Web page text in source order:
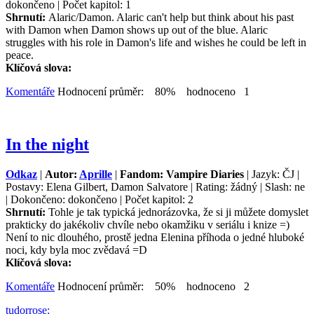
dokončeno | Počet kapitol: 1
Shrnutí: Alaric/Damon. Alaric can't help but think about his past
with Damon when Damon shows up out of the blue. Alaric
struggles with his role in Damon's life and wishes he could be left in
peace.
Klíčová slova:
Komentáře Hodnocení průměr: 80% hodnoceno 1
In the night
Odkaz | Autor: Aprille | Fandom: Vampire Diaries | Jazyk: ČJ |
Postavy: Elena Gilbert, Damon Salvatore | Rating: žádný | Slash: ne
| Dokončeno: dokončeno | Počet kapitol: 2
Shrnutí: Tohle je tak typická jednorázovka, že si ji můžete domyslet
prakticky do jakékoliv chvíle nebo okamžiku v seriálu i knize =)
Není to nic dlouhého, prostě jedna Elenina příhoda o jedné hluboké
noci, kdy byla moc zvědavá =D
Klíčová slova:
Komentáře Hodnocení průměr: 50% hodnoceno 2
tudorrose: